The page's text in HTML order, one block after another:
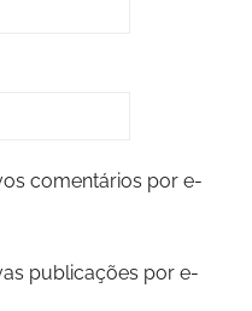
comentários por e-
publicações por e-